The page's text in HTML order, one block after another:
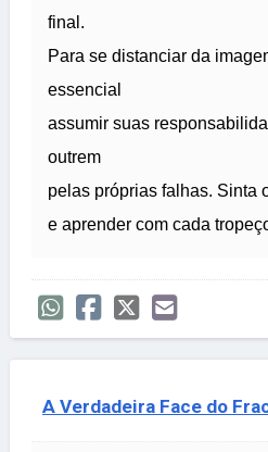
final.
Para se distanciar da
essencial
assumir suas
outrem
pelas próprias falhas. Sinta
e aprender com cada
A Verdadeira Face do